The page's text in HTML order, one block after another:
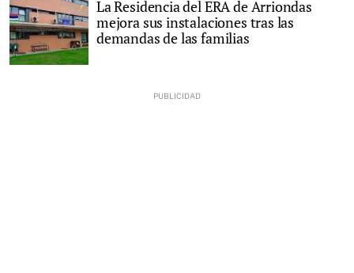
La Residencia del ERA de Arriondas
mejora sus instalaciones tras las
demandas de las familias